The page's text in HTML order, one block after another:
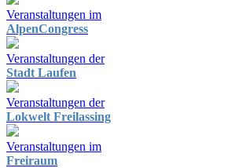
Veranstaltungen im
AlpenCongress
Veranstaltungen der
Stadt Laufen
Veranstaltungen der
Lokwelt Freilassing
Veranstaltungen im
Freiraum